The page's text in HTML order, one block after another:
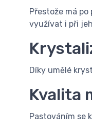
Přestože má
využívat i při
Díky umělé
Kvalita
Pastováním se